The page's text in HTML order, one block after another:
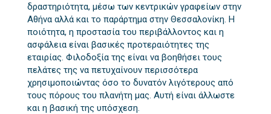
δραστηριότητα, μέσω των κεντρικών γραφείων στην
Αθήνα αλλά και το παράρτημα στην Θεσσαλονίκη. Η
ποιότητα, η προστασία του περιβάλλοντος και η
ασφάλεια είναι βασικές προτεραιότητες της
εταιρίας. Φιλοδοξία της είναι να βοηθήσει τους
πελάτες της να πετυχαίνουν περισσότερα
χρησιμοποιώντας όσο το δυνατόν λιγότερους από
τους πόρους του πλανήτη μας. Αυτή είναι άλλωστε
και η βασική της υπόσχεση.